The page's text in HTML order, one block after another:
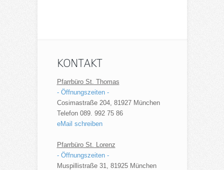
KONTAKT
Pfarrbüro St. Thomas
- Öffnungszeiten -
Cosimastraße 204, 81927 München
Telefon 089. 992 75 86
eMail schreiben
Pfarrbüro St. Lorenz
- Öffnungszeiten -
Muspillistraße 31, 81925 München